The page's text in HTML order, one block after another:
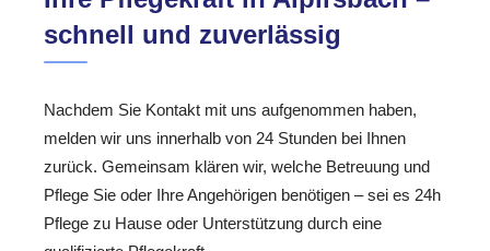
schnell und zuverlässig
Nachdem Sie Kontakt mit uns aufgenommen haben,
melden wir uns innerhalb von 24 Stunden bei Ihnen
zurück. Gemeinsam klären wir, welche Betreuung und
Pflege Sie oder Ihre Angehörigen benötigen – sei es 24h
Pflege zu Hause oder Unterstützung durch eine